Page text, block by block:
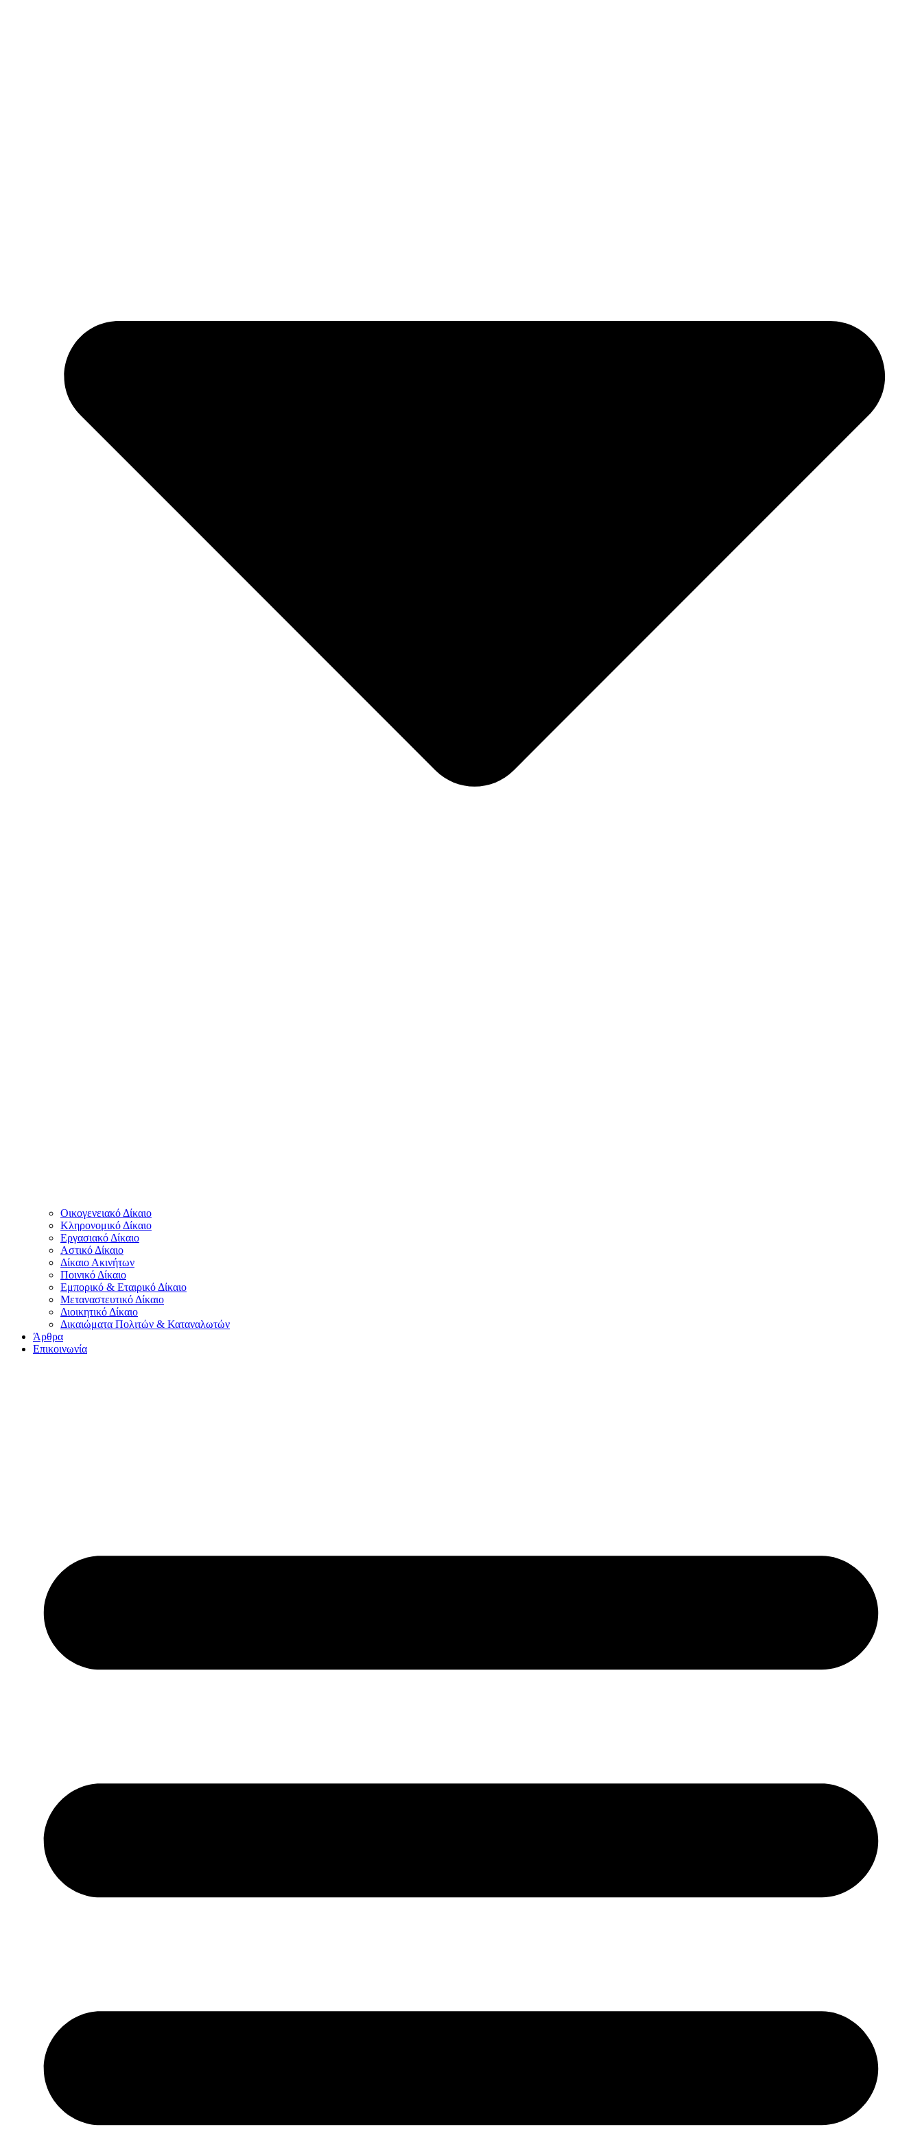
Οικογενειακό Δίκαιο
Κληρονομικό Δίκαιο
Εργασιακό Δίκαιο
Αστικό Δίκαιο
Δίκαιο Ακινήτων
Ποινικό Δίκαιο
Εμπορικό & Εταιρικό Δίκαιο
Μεταναστευτικό Δίκαιο
Διοικητικό Δίκαιο
Δικαιώματα Πολιτών & Καταναλωτών
Άρθρα
Επικοινωνία